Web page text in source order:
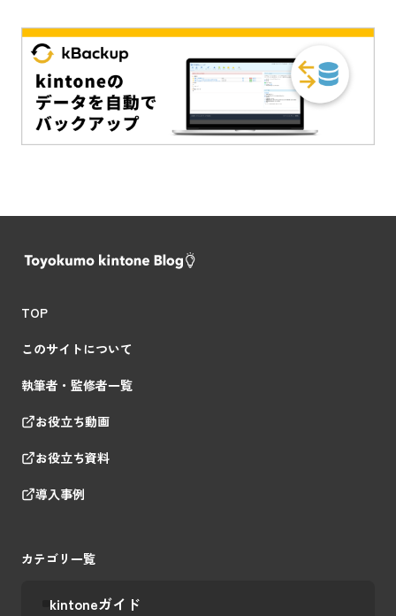
TOP
このサイトについて
執筆者・監修者一覧
お役立ち動画
お役立ち資料
導入事例
カテゴリ一覧
kintoneガイド